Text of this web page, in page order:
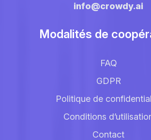
info@crowdy.ai
Modalités de
FAQ
GDPR
Politique de
Conditions
Contact